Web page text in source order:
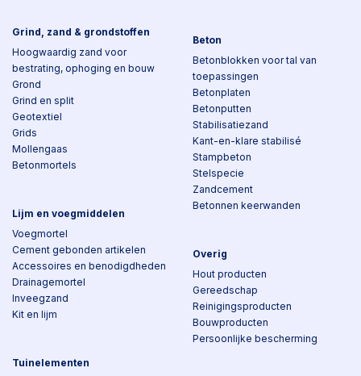
Grind, zand & grondstoffen
Hoogwaardig zand voor
bestrating, ophoging en bouw
Grond
Grind en split
Geotextiel
Grids
Mollengaas
Betonmortels
Lijm en voegmiddelen
Voegmortel
Cement gebonden artikelen
Accessoires en benodigdheden
Drainagemortel
Inveegzand
Kit en lijm
Tuinelementen
Beton
Betonblokken voor tal van
toepassingen
Betonplaten
Betonputten
Stabilisatiezand
Kant-en-klare stabilisé
Stampbeton
Stelspecie
Zandcement
Betonnen keerwanden
Overig
Hout producten
Gereedschap
Reinigingsproducten
Bouwproducten
Persoonlijke bescherming